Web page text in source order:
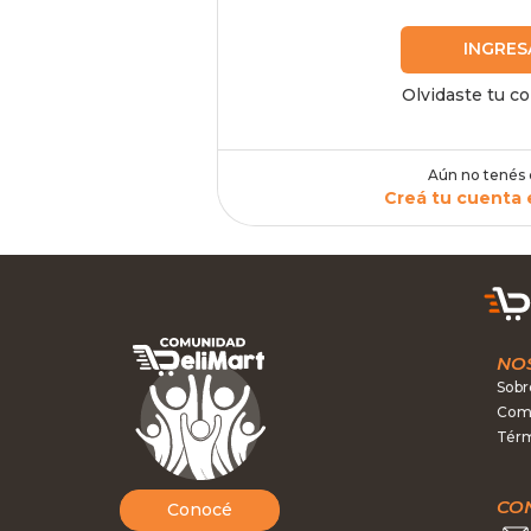
Olvidaste tu
Aún no tenés
Creá tu cuenta
Conocé